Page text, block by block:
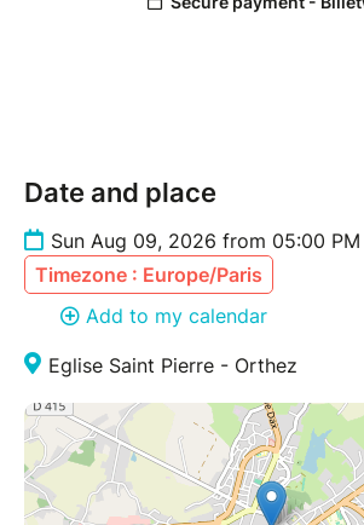
Lyriques, avec Anaïs Constant,
soprani, Jérôme Billy, ténor et Fabien
(Baryton-basse).
Direction du chœur, François Ithurbide
Direction musicale, Samuel Jean
Date and place
Sun Aug 09, 2026 from 05:00
Timezone : Europe/Paris
Add to my calendar
Eglise Saint Pierre - Orthez